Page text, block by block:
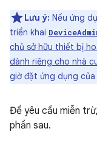
Lưu ý: Nếu ứng
triển khai
chủ sở hữu thiết bị
dành riêng cho nhà
giờ đặt ứng dụng
Để yêu cầu miễn
phần sau.